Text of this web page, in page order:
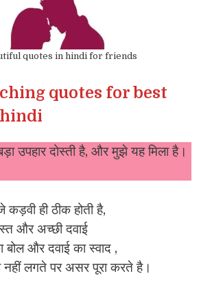
quotes in hindi for friends
quotes for best
उपहार दोस्ती है, और मुझे यह मिला है।
ही ठीक होती है,
और अच्छी दवाई
बोल और दवाई का स्वाद ,
नहीं लगते पर असर पूरा करते है।